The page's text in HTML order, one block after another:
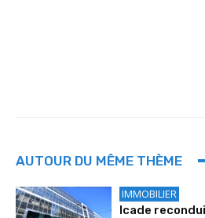
AUTOUR DU MÊME THÈME
IMMOBILIER
Icade